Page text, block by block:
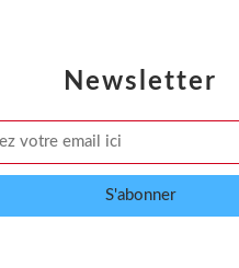
Newsletter